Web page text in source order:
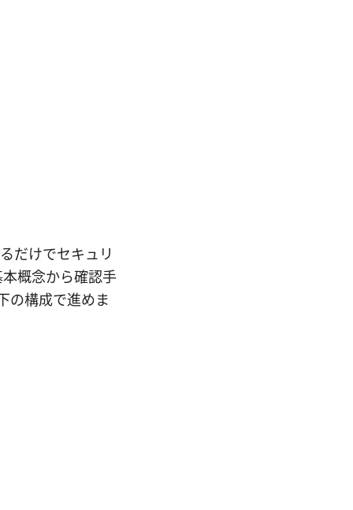
だけでセキュリ
概念から確認手
の構成で進めま